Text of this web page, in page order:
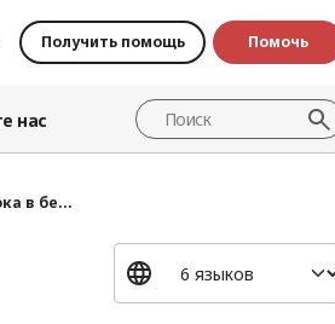
Получить помощь Помочь
нас
в бе...